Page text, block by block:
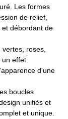
Les formes
de relief,
et débordant de
roses,
un effet
d'une
boucles
unifiés et
et unique.